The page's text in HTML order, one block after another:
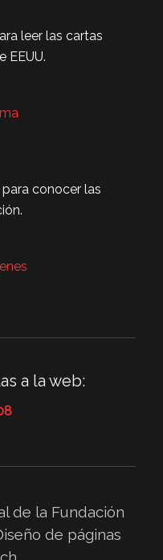
leer las cartas
EEUU.
conocer las
a la web:
de la Fundación
de páginas